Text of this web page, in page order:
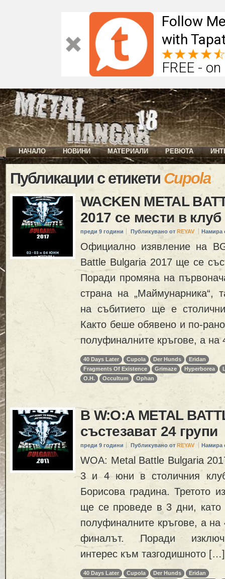
Follow
with
FREE -
НАЧАЛО НОВИНИ МАТЕРИАЛИ РЕВЮТА
Публикации с етикети Cupola
WACKEN METAL
2017 се мести в клуб
преди 9 години Публикувано от REYAV Намира
Официално изявление на
Battle Bulgaria 2017 ще се
Поради промяна на
страна на „Маймунарника“,
на събитието ще e
Както беше обявено и по-
полуфиналните кръгове, а
40 Days Later Cupola Der Hunds
Eridan
Fragments Оf Еxistence
Grimaze Hyperborea
O.H.
Occultum Ophan
В W:O:A METAL
състезават 24 групи
преди 9 години Публикувано от REYAV Намира
WOA: Metal Battle Bulgaria
3 и 4 юни в столичния
Борисова градина. Третото
ще се проведе в 3 дни,
полуфиналните кръгове, а
финалът. Поради
интерес към тазгодишното […]
40 Days Later Cupola Der Hunds
Eridan